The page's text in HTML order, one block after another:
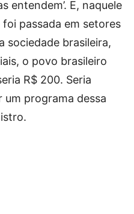
entendem’. E, naquele
passada em setores
sociedade brasileira,
o povo brasileiro
R$ 200. Seria
um programa dessa